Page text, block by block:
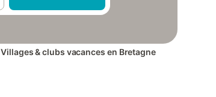
Villages & clubs vacances en Bretagne